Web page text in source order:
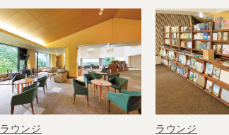
ラウンジ ラウンジ